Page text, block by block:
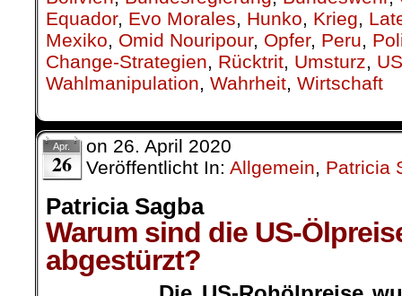
Patricia Sagba
Warum sind die US-
abgestürzt?
Patricia Sagba
Die US-Rohölpreise
ersten Mal in der
die Gründe dafür –
US-Rohöl fielen am
der Geschichte ins
bis zu -40,32 US-
sich auf negative
Dienstag fielen die